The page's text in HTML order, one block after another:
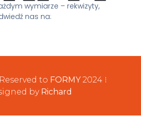
wymiarze – rekwizyty,
nas na:
to FORMY2024
by Richard